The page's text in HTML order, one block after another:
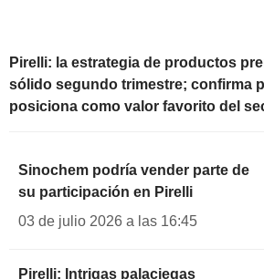
Pirelli: la estrategia de productos
sólido segundo trimestre; confirma
posiciona como valor favorito del
Sinochem podría vender parte de
su participación en Pirelli
03 de julio 2026 a las 16:45
Pirelli: Intrigas palaciegas